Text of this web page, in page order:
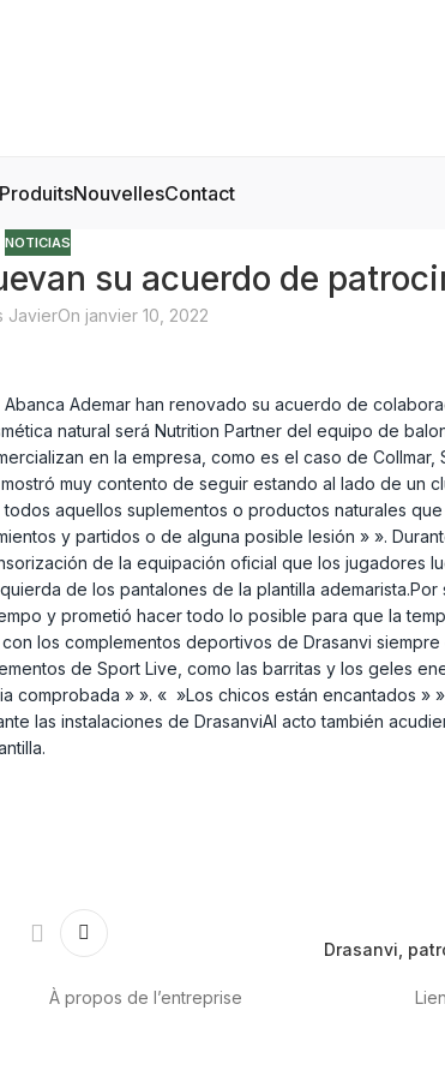
ProduitsNouvellesContact
NOTICIAS
su acuerdo de
JavierOn janvier 10, 2022
Ademar han renovado su acuerdo de
natural será Nutrition Partner del equipo de
en la empresa, como es el caso de Collmar,
muy contento de seguir estando al lado de un
aquellos suplementos o productos naturales
y partidos o de alguna posible lesión » ».
de la equipación oficial que los jugadores
de los pantalones de la plantilla
y prometió hacer todo lo posible para que la
los complementos deportivos de Drasanvi siempre
de Sport Live, como las barritas y los geles
» ». « »Los chicos están encantados »
las instalaciones de DrasanviAl acto también
Drasanvi,
À propos de l’entreprise